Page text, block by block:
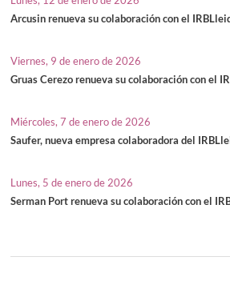
Arcusin renueva su colaboración con el
Viernes, 9 de enero de 2026
Gruas Cerezo renueva su colaboración con el
Miércoles, 7 de enero de 2026
Saufer, nueva empresa colaboradora del
Lunes, 5 de enero de 2026
Serman Port renueva su colaboración con el